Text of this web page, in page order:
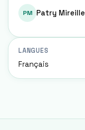
PM Patry Mireille
LANGUES
Français